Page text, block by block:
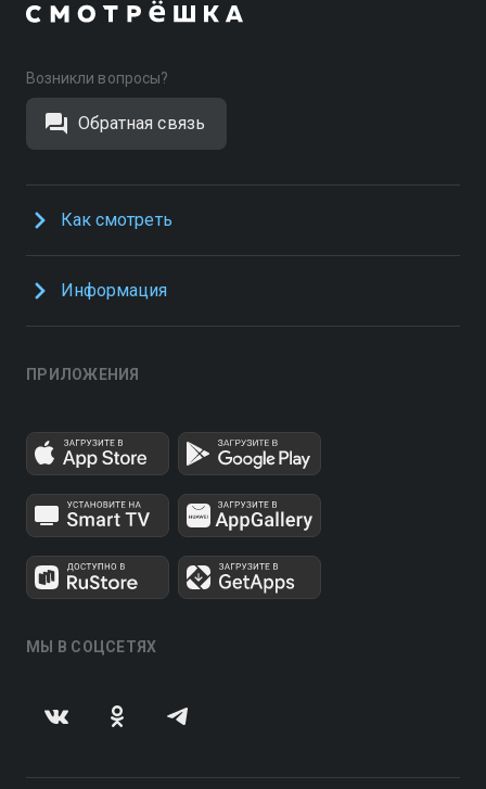
Возникли вопросы?
Обратная связь
Как смотреть
Информация
ПРИЛОЖЕНИЯ
МЫ В СОЦСЕТЯХ